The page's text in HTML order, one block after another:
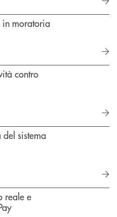
in moratoria
contro
sistema
reale e